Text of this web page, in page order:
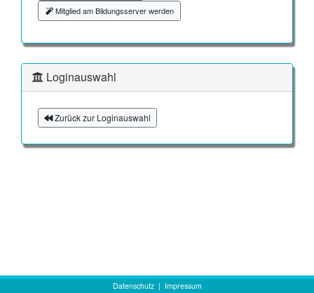
Mitglied am Bildungsserver werden
Loginauswahl
Zurück zur Loginauswahl
Datenschutz| Impressum